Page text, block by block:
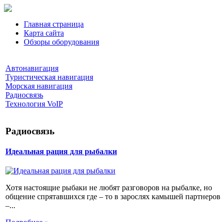
Главная страница
Карта сайта
Обзоры оборудования
Автонавигация
Туристическая навигация
Морская навигация
Радиосвязь
Технология VoIP
Радиосвязь
Идеальная рация для рыбалки
Хотя настоящие рыбаки не любят разговоров на рыбалке, но
общение спрятавшихся где – то в зарослях камышей партнеров
–...